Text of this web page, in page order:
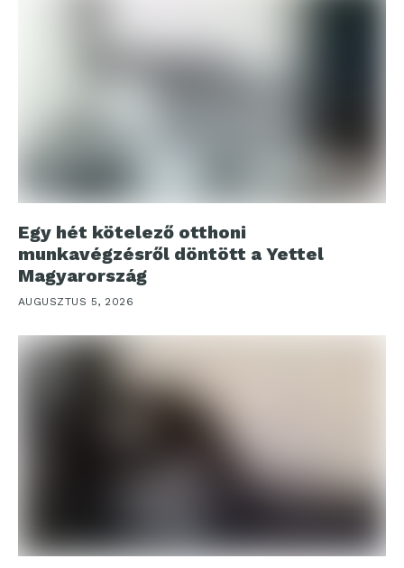
Egy hét kötelező otthoni
munkavégzésről döntött a Yettel
Magyarország
AUGUSZTUS 5, 2026